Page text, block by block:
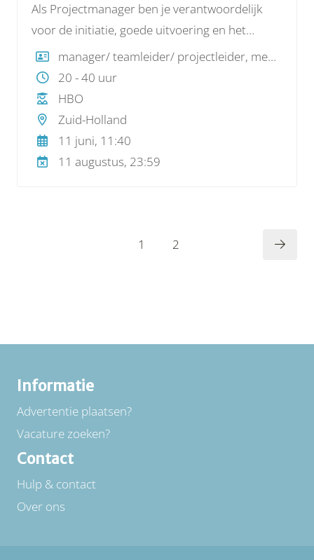
Als Projectmanager ben je verantwoordelijk
voor de initiatie, goede uitvoering en het
commerciële en financiële resultaat van je
evenementen. Hierbij staat de beleving van de
stakeholders, waaronder onze deelnemers,
sponsors, media en toeschouwers centraal.
manager/ teamleider/ projectleider, medewerker sportaccommodatie/ sportevenement
20 - 40 uur
HBO
Zuid-Holland
11 juni, 11:40
11 augustus, 23:59
1 2
Informatie
Advertentie plaatsen?
Vacature zoeken?
Contact
Hulp & contact
Over ons